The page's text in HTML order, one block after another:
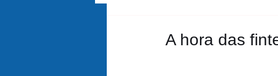
A hora das